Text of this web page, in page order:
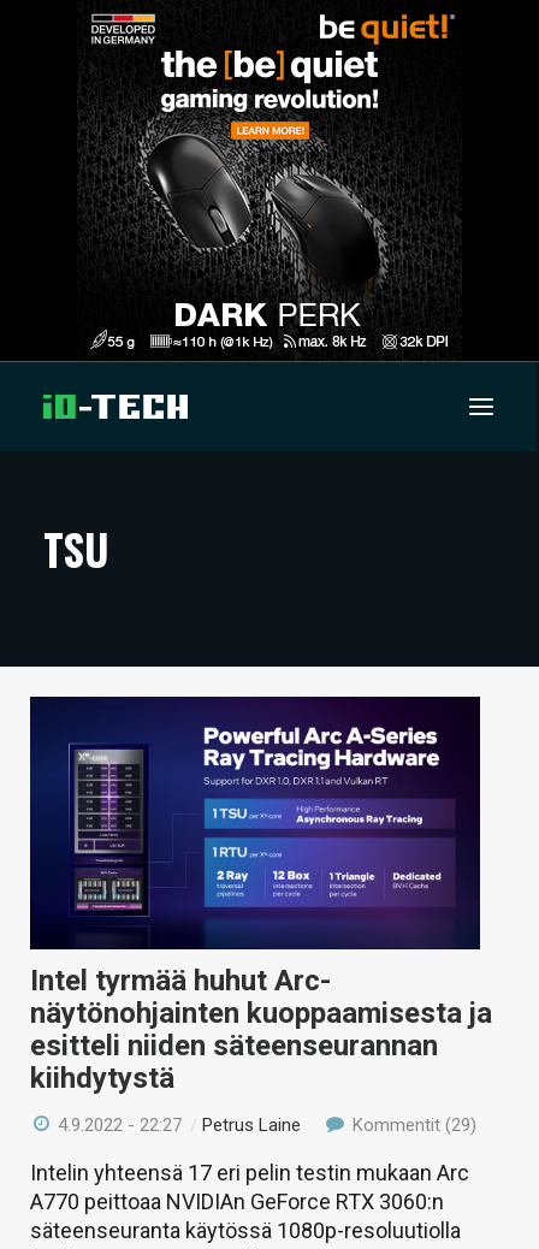
ARTIKKELIT
TECHBBS
HINTA.FI
KAUPPA
VAIHDA TEEMA
HAKU
TSU
Intel tyrmää huhut Arc-
näytönohjainten kuoppaamisesta ja
esitteli niiden säteenseurannan
kiihdytystä
4.9.2022 - 22:27 / Petrus Laine Kommentit (29)
Intelin yhteensä 17 eri pelin testin mukaan Arc
A770 peittoaa NVIDIAn GeForce RTX 3060:n
säteenseuranta käytössä 1080p-resoluutiolla